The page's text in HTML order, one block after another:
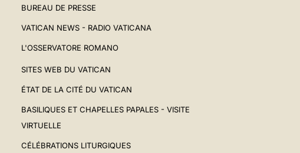
BUREAU DE PRESSE
VATICAN NEWS - RADIO VATICANA
L'OSSERVATORE ROMANO
SITES WEB DU VATICAN
ÉTAT DE LA CITÉ DU VATICAN
BASILIQUES ET CHAPELLES PAPALES - VISITE
VIRTUELLE
CÉLÉBRATIONS LITURGIQUES